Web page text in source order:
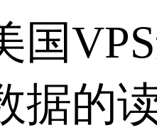
国
据的